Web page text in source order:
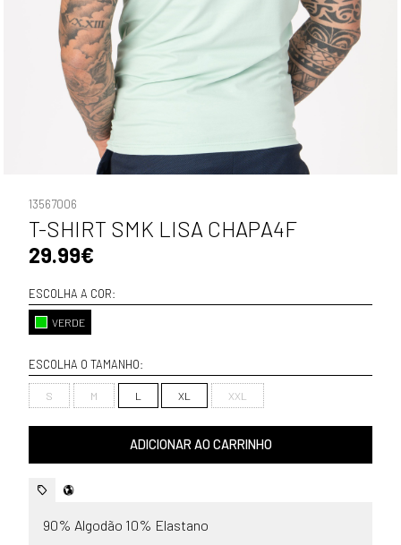
13567006
T-SHIRT SMK LISA CHAPA4F
29.99€
ESCOLHA A COR:
VERDE
ESCOLHA O TAMANHO:
S M L XL XXL
ADICIONAR AO CARRINHO
90% Algodão 10% Elastano